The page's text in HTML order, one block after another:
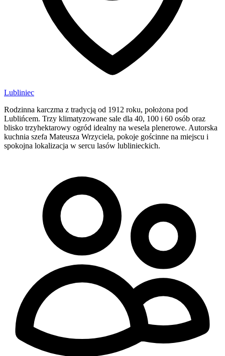
Lubliniec
Rodzinna karczma z tradycją od 1912 roku, położona pod
Lublińcem. Trzy klimatyzowane sale dla 40, 100 i 60 osób oraz
blisko trzyhektarowy ogród idealny na wesela plenerowe. Autorska
kuchnia szefa Mateusza Wrzyciela, pokoje gościnne na miejscu i
spokojna lokalizacja w sercu lasów lublinieckich.